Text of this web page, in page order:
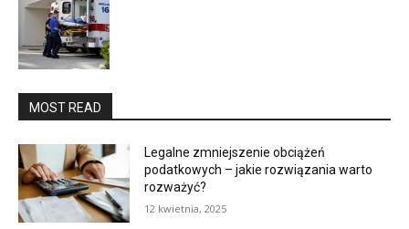
MOST READ
Legalne zmniejszenie obciążeń
podatkowych – jakie rozwiązania warto
rozważyć?
12 kwietnia, 2025